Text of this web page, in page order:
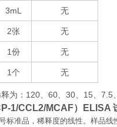
3mL 无
2张 无
1 份 无
1 个 无
为： 120、 60、 30、 15、 7.5、
1/CCL2/MCAF）ELISA
标准品，稀释度的线性。样品线